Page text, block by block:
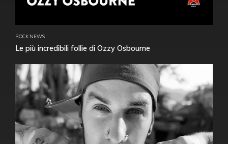
ROCK NEWS
Le più incredibili follie di Ozzy Osbourne